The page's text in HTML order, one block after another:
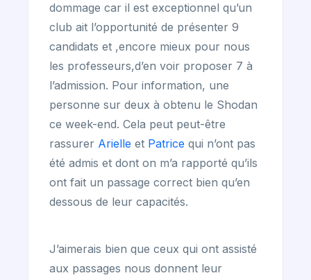
dommage car il est exceptionnel qu’un
club ait l’opportunité de présenter 9
candidats et ,encore mieux pour nous
les professeurs,d’en voir proposer 7 à
l’admission. Pour information, une
personne sur deux à obtenu le Shodan
ce week-end. Cela peut peut-être
rassurer Arielle et Patrice qui n’ont pas
été admis et dont on m’a rapporté qu’ils
ont fait un passage correct bien qu’en
dessous de leur capacités.
J’aimerais bien que ceux qui ont assisté
aux passages nous donnent leur